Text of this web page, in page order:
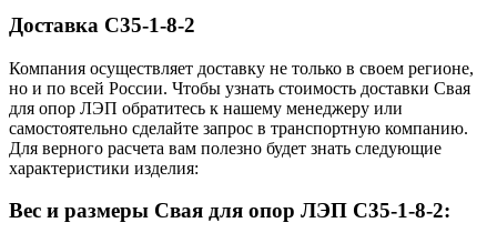
Доставка С35-1-8-2
Компания осуществляет доставку не только в своем регионе,
но и по всей России. Чтобы узнать стоимость доставки Свая
для опор ЛЭП обратитесь к нашему менеджеру или
самостоятельно сделайте запрос в транспортную компанию.
Для верного расчета вам полезно будет знать следующие
характеристики изделия:
Вес и размеры Свая для опор ЛЭП С35-1-8-2: